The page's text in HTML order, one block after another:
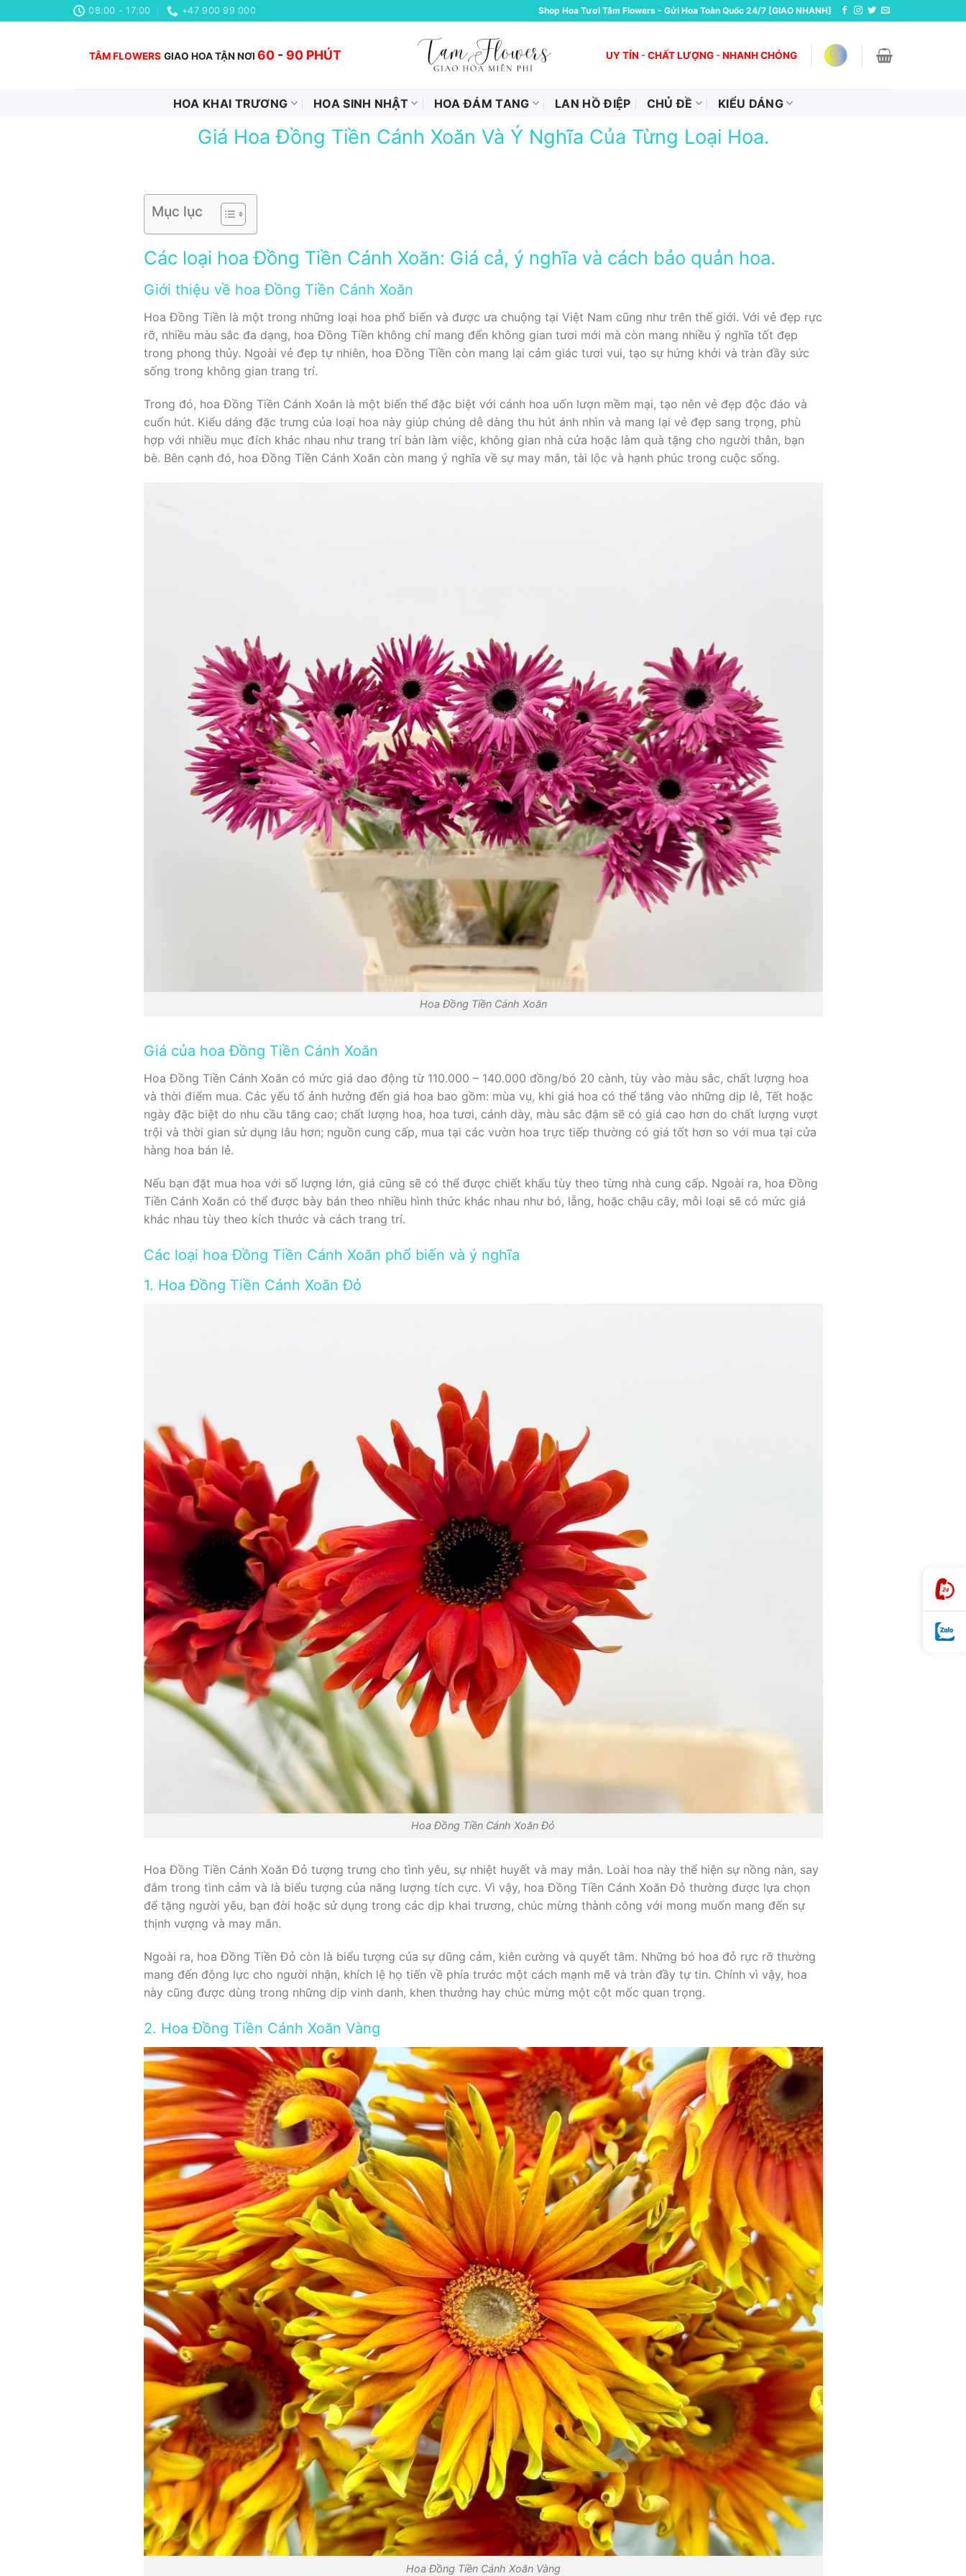
đến
08:00 - 17:00 +47 900 99 000 Shop Hoa Tươi Tâm Flowers - Gửi Hoa Toàn Quốc 24/7 [GIAO NHANH]
TÂM FLOWERS GIAO HOA TẬN NƠI 60 - 90 PHÚT UY TÍN -CHẤT LƯỢNG -NHANH CHÓNG
HOA KHAI TRƯƠNG HOA SINH NHẬT HOA ĐÁM TANG LAN HỒ ĐIỆP CHỦ ĐỀ KIỂU DÁNG
Giá Hoa Đồng Tiền Cánh Xoăn Và Ý Nghĩa Của Từng Loại Hoa.
Mục lục
Các loại hoa Đồng Tiền Cánh Xoăn: Giá cả, ý nghĩa và cách bảo quản hoa.
Giới thiệu về hoa Đồng Tiền Cánh Xoăn
Hoa Đồng Tiền là một trong những loại hoa phổ biến và được ưa chuộng tại Việt Nam cũng như trên thế giới. Với vẻ đẹp rực
rỡ, nhiều màu sắc đa dạng, hoa Đồng Tiền không chỉ mang đến không gian tươi mới mà còn mang nhiều ý nghĩa tốt đẹp
trong phong thủy. Ngoài vẻ đẹp tự nhiên, hoa Đồng Tiền còn mang lại cảm giác tươi vui, tạo sự hứng khởi và tràn đầy sức
sống trong không gian trang trí.
Trong đó, hoa Đồng Tiền Cánh Xoăn là một biến thể đặc biệt với cánh hoa uốn lượn mềm mại, tạo nên vẻ đẹp độc đáo và
cuốn hút. Kiểu dáng đặc trưng của loại hoa này giúp chúng dễ dàng thu hút ánh nhìn và mang lại vẻ đẹp sang trọng, phù
hợp với nhiều mục đích khác nhau như trang trí bàn làm việc, không gian nhà cửa hoặc làm quà tặng cho người thân, bạn
bè. Bên cạnh đó, hoa Đồng Tiền Cánh Xoăn còn mang ý nghĩa về sự may mắn, tài lộc và hạnh phúc trong cuộc sống.
Hoa Đồng Tiền Cánh Xoăn
Giá của hoa Đồng Tiền Cánh Xoăn
Hoa Đồng Tiền Cánh Xoăn có mức giá dao động từ 110.000 – 140.000 đồng/bó 20 cành, tùy vào màu sắc, chất lượng hoa
và thời điểm mua. Các yếu tố ảnh hưởng đến giá hoa bao gồm: mùa vụ, khi giá hoa có thể tăng vào những dịp lễ, Tết hoặc
ngày đặc biệt do nhu cầu tăng cao; chất lượng hoa, hoa tươi, cánh dày, màu sắc đậm sẽ có giá cao hơn do chất lượng vượt
trội và thời gian sử dụng lâu hơn; nguồn cung cấp, mua tại các vườn hoa trực tiếp thường có giá tốt hơn so với mua tại cửa
hàng hoa bán lẻ.
Nếu bạn đặt mua hoa với số lượng lớn, giá cũng sẽ có thể được chiết khấu tùy theo từng nhà cung cấp. Ngoài ra, hoa Đồng
Tiền Cánh Xoăn có thể được bày bán theo nhiều hình thức khác nhau như bó, lẵng, hoặc chậu cây, mỗi loại sẽ có mức giá
khác nhau tùy theo kích thước và cách trang trí.
Các loại hoa Đồng Tiền Cánh Xoăn phổ biến và ý nghĩa
1. Hoa Đồng Tiền Cánh Xoăn Đỏ
Hoa Đồng Tiền Cánh Xoăn Đỏ
Hoa Đồng Tiền Cánh Xoăn Đỏ tượng trưng cho tình yêu, sự nhiệt huyết và may mắn. Loài hoa này thể hiện sự nồng nàn, say
đắm trong tình cảm và là biểu tượng của năng lượng tích cực. Vì vậy, hoa Đồng Tiền Cánh Xoăn Đỏ thường được lựa chọn
để tặng người yêu, bạn đời hoặc sử dụng trong các dịp khai trương, chúc mừng thành công với mong muốn mang đến sự
thịnh vượng và may mắn.
Ngoài ra, hoa Đồng Tiền Đỏ còn là biểu tượng của sự dũng cảm, kiên cường và quyết tâm. Những bó hoa đỏ rực rỡ thường
mang đến động lực cho người nhận, khích lệ họ tiến về phía trước một cách mạnh mẽ và tràn đầy tự tin. Chính vì vậy, hoa
này cũng được dùng trong những dịp vinh danh, khen thưởng hay chúc mừng một cột mốc quan trọng.
2. Hoa Đồng Tiền Cánh Xoăn Vàng
Hoa Đồng Tiền Cánh Xoăn Vàng